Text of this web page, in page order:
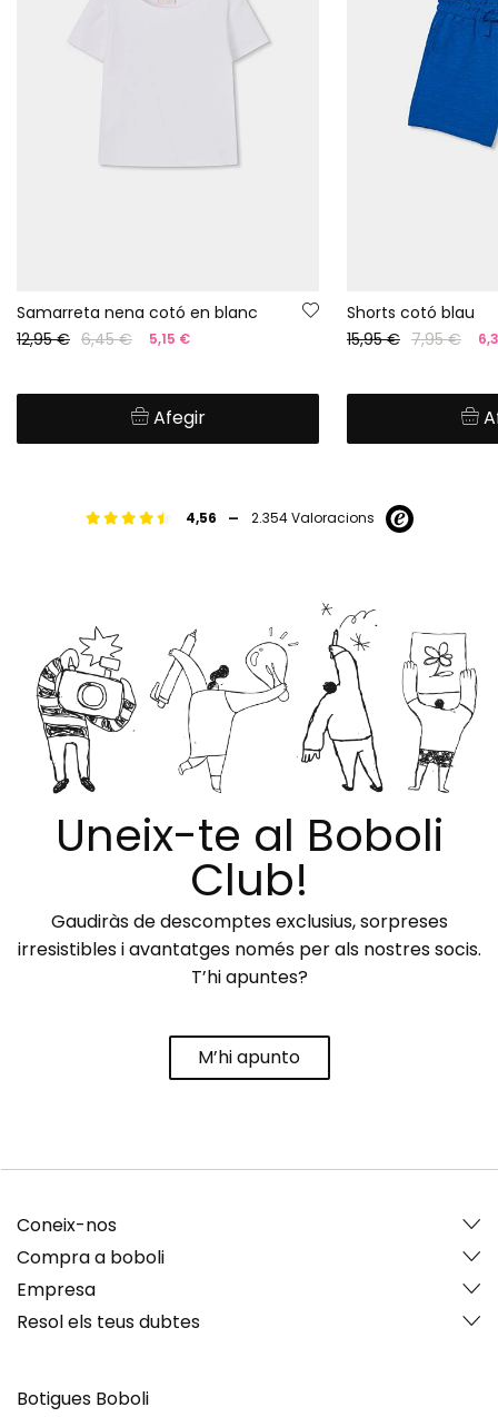
Samarreta nena cotó en blanc
12,95 € 6,45 € 5,15 €
Afegir
Shorts cotó blau
15,95 € 7,95 €
4,56 - 2.354 Valoracions
Uneix-te al Boboli
Club!
Gaudiràs de descomptes exclusius, sorpreses
irresistibles i avantatges només per als nostres socis.
T’hi apuntes?
M’hi apunto
Coneix-nos
Compra a boboli
Empresa
Resol els teus dubtes
Botigues Boboli